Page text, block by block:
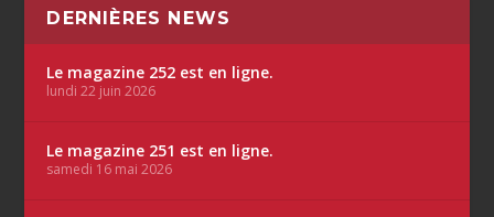
DERNIÈRES NEWS
Le magazine 252 est en ligne.
lundi 22 juin 2026
Le magazine 251 est en ligne.
samedi 16 mai 2026